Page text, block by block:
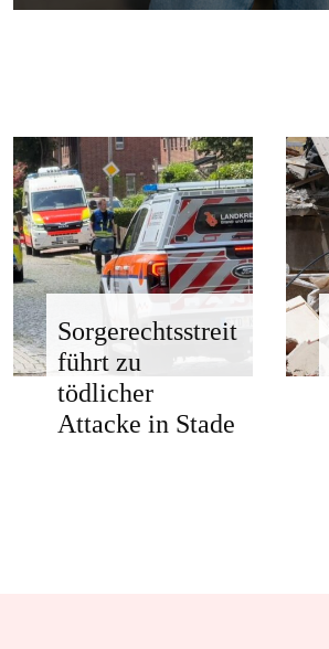
Sorgerechtsstreit
führt zu
tödlicher
Attacke in Stade